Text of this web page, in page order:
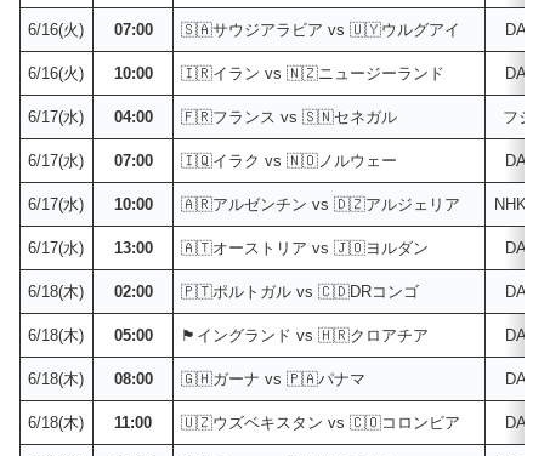
6/16(火) 07:00 🇸🇦サウジアラビア vs 🇺🇾ウルグアイ
6/16(火) 10:00 🇮🇷イラン vs 🇳🇿ニュージーランド
6/17(水) 04:00 🇫🇷フランス vs 🇸🇳セネガル フジ
6/17(水) 07:00 🇮🇶イラク vs 🇳🇴ノルウェー
6/17(水) 10:00 🇦🇷アルゼンチン vs 🇩🇿アルジェリア NHK
6/17(水) 13:00 🇦🇹オーストリア vs 🇯🇴ヨルダン
6/18(木) 02:00 🇵🇹ポルトガル vs 🇨🇩DRコンゴ
6/18(木) 05:00 🏴󠁧󠁢󠁥󠁮󠁧󠁿イングランド vs 🇭🇷クロアチア
6/18(木) 08:00 🇬🇭ガーナ vs 🇵🇦パナマ
6/18(木) 11:00 🇺🇿ウズベキスタン vs 🇨🇴コロンビア